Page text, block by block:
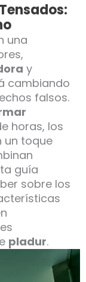
una
y
cambiando
falsos.
horas, los
un toque
guía
sobre los
pladur.